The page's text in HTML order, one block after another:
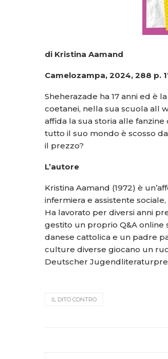
di Kristina Aamand
Camelozampa, 2024, 288 p.
Sheherazade ha 17 anni ed è
coetanei, nella sua scuola all
affida la sua storia alle
tutto il suo mondo è scosso
il prezzo?
L’autore
Kristina Aamand (1972) è
infermiera e assistente
Ha lavorato per diversi anni
gestito un proprio Q&A
danese cattolica e un padre
culture diverse giocano un
Deutscher
IL DITO CONTRO